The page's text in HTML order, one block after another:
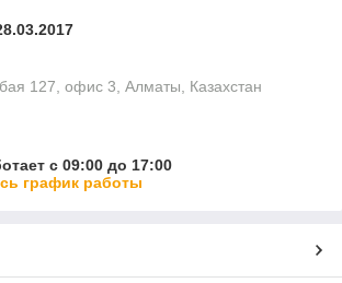
127, офис 3, Алматы, Казахстан
с 09:00 до 17:00
график работы